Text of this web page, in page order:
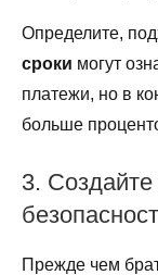
Определите,
сроки могут
платежи, но в
больше
3.
Прежде чем